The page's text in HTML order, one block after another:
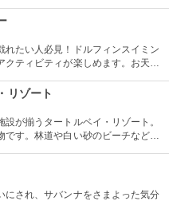
す。“卒業”時の達成感は一緒の思い
れたい人必見！ドルフィンスイミン
ティビティが楽しめます。お天気
ラ、ウクレレ演奏など、嬉しいおも
リゾート
が揃うタートルベイ・リゾート。
す。林道や白い砂のビーチなど、
プログラムもあります。
にされ、サバンナをさまよった気分